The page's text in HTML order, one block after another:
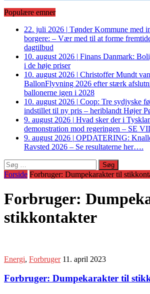
Populære emner
22. juli 2026 | Tønder Kommune med
borgere: – Vær med til at forme
dagtilbud
10. august 2026 | Finans Danmark:
i de høje priser
10. august 2026 | Christoffer Mundt
BallonFlyvning 2026 efter stærk
ballonerne igen i 2028
10. august 2026 | Coop: Tre sydjyske
indstillet til ny pris – heriblandt Højer
9. august 2026 | Hvad sker der i
demonstration mod regeringen – SE
9. august 2026 | OPDATERING:
Ravsted 2026 – Se resultaterne her….
Søg
efter:
Forside Forbruger: Dumpekarakter til
Forbruger:
stikkontakter
Energi, Forbruger 11. april 2023
Forbruger: Dumpekarakter til